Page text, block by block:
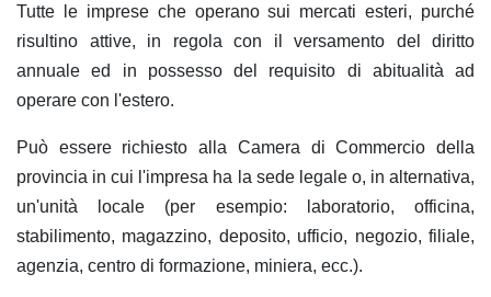
Tutte le imprese che operano sui mercati esteri, purché
risultino attive, in regola con il versamento del diritto
annuale ed in possesso del requisito di abitualità ad
operare con l'estero.
Può essere richiesto alla Camera di Commercio della
provincia in cui l'impresa ha la sede legale o, in alternativa,
un'unità locale (per esempio: laboratorio, officina,
stabilimento, magazzino, deposito, ufficio, negozio, filiale,
agenzia, centro di formazione, miniera, ecc.).